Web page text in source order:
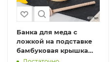
Банка для меда с
ложкой на подставке
бамбуковая крышка
400 мл / 7458 /уп 120/